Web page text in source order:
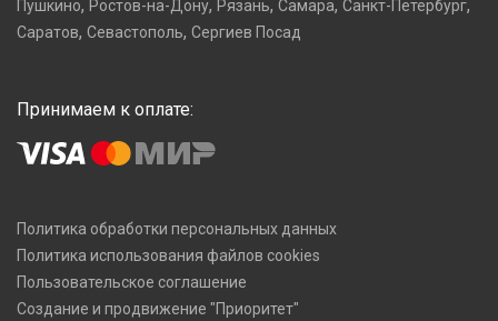
Пушкино, Ростов-на-Дону, Рязань, Самара, Санкт-Петербург,
Саратов, Севастополь, Сергиев Посад
Принимаем к оплате:
Политика обработки персональных данных
Политика использования файлов cookies
Пользовательское соглашение
Создание и продвижение "Приоритет"